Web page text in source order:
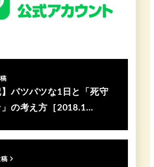
】パツパツな1日と「死守
」の考え方［2018.1…